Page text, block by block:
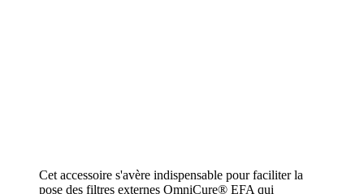
Cet accessoire s'avère indispensable pour faciliter la
pose des filtres externes OmniCure® EFA qui